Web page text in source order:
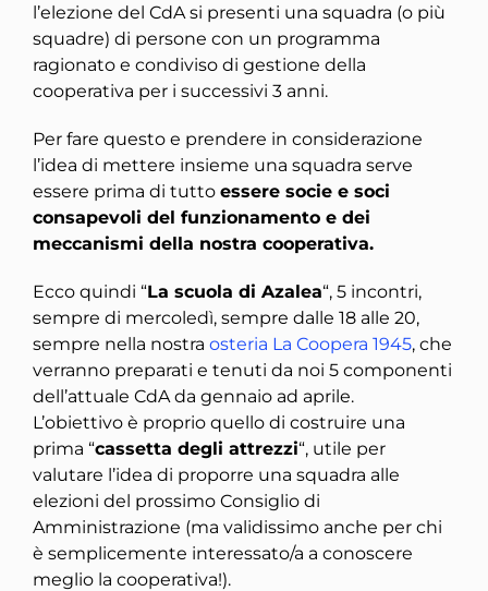
l’elezione del CdA si presenti una squadra (o più
squadre) di persone con un programma
ragionato e condiviso di gestione della
cooperativa per i successivi 3 anni.
Per fare questo e prendere in considerazione
l’idea di mettere insieme una squadra serve
essere prima di tutto essere socie e soci
consapevoli del funzionamento e dei
meccanismi della nostra cooperativa.
Ecco quindi “La scuola di Azalea“, 5 incontri,
sempre di mercoledì, sempre dalle 18 alle 20,
sempre nella nostra osteria La Coopera 1945, che
verranno preparati e tenuti da noi 5 componenti
dell’attuale CdA da gennaio ad aprile.
L’obiettivo è proprio quello di costruire una
prima “cassetta degli attrezzi“, utile per
valutare l’idea di proporre una squadra alle
elezioni del prossimo Consiglio di
Amministrazione (ma validissimo anche per chi
è semplicemente interessato/a a conoscere
meglio la cooperativa!).